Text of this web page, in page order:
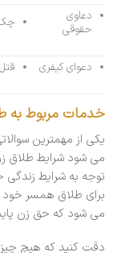
دعاوی
حقوقی
چک
دعوای کیفری
خدمات مربوط به
یکی از مهمترین
می شود شرایط طلاق
توجه به شرایط
برای طلاق همسر
می شود که حق زن
دقت کنید که هیچ